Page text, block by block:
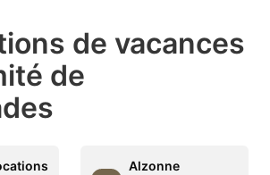
de vacances
de
Alzonne